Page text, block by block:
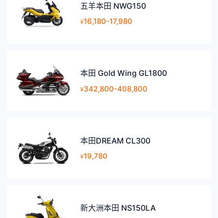
五羊本田 NWG150
¥16,180-17,980
本田 Gold Wing GL1800
¥342,800-408,800
本田DREAM CL300
¥19,780
新大洲本田 NS150LA